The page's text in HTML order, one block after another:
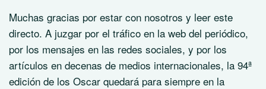
Muchas gracias por estar con nosotros y leer este
directo. A juzgar por el tráfico en la web del periódico,
por los mensajes en las redes sociales, y por los
artículos en decenas de medios internacionales, la 94ª
edición de los Oscar quedará para siempre en la